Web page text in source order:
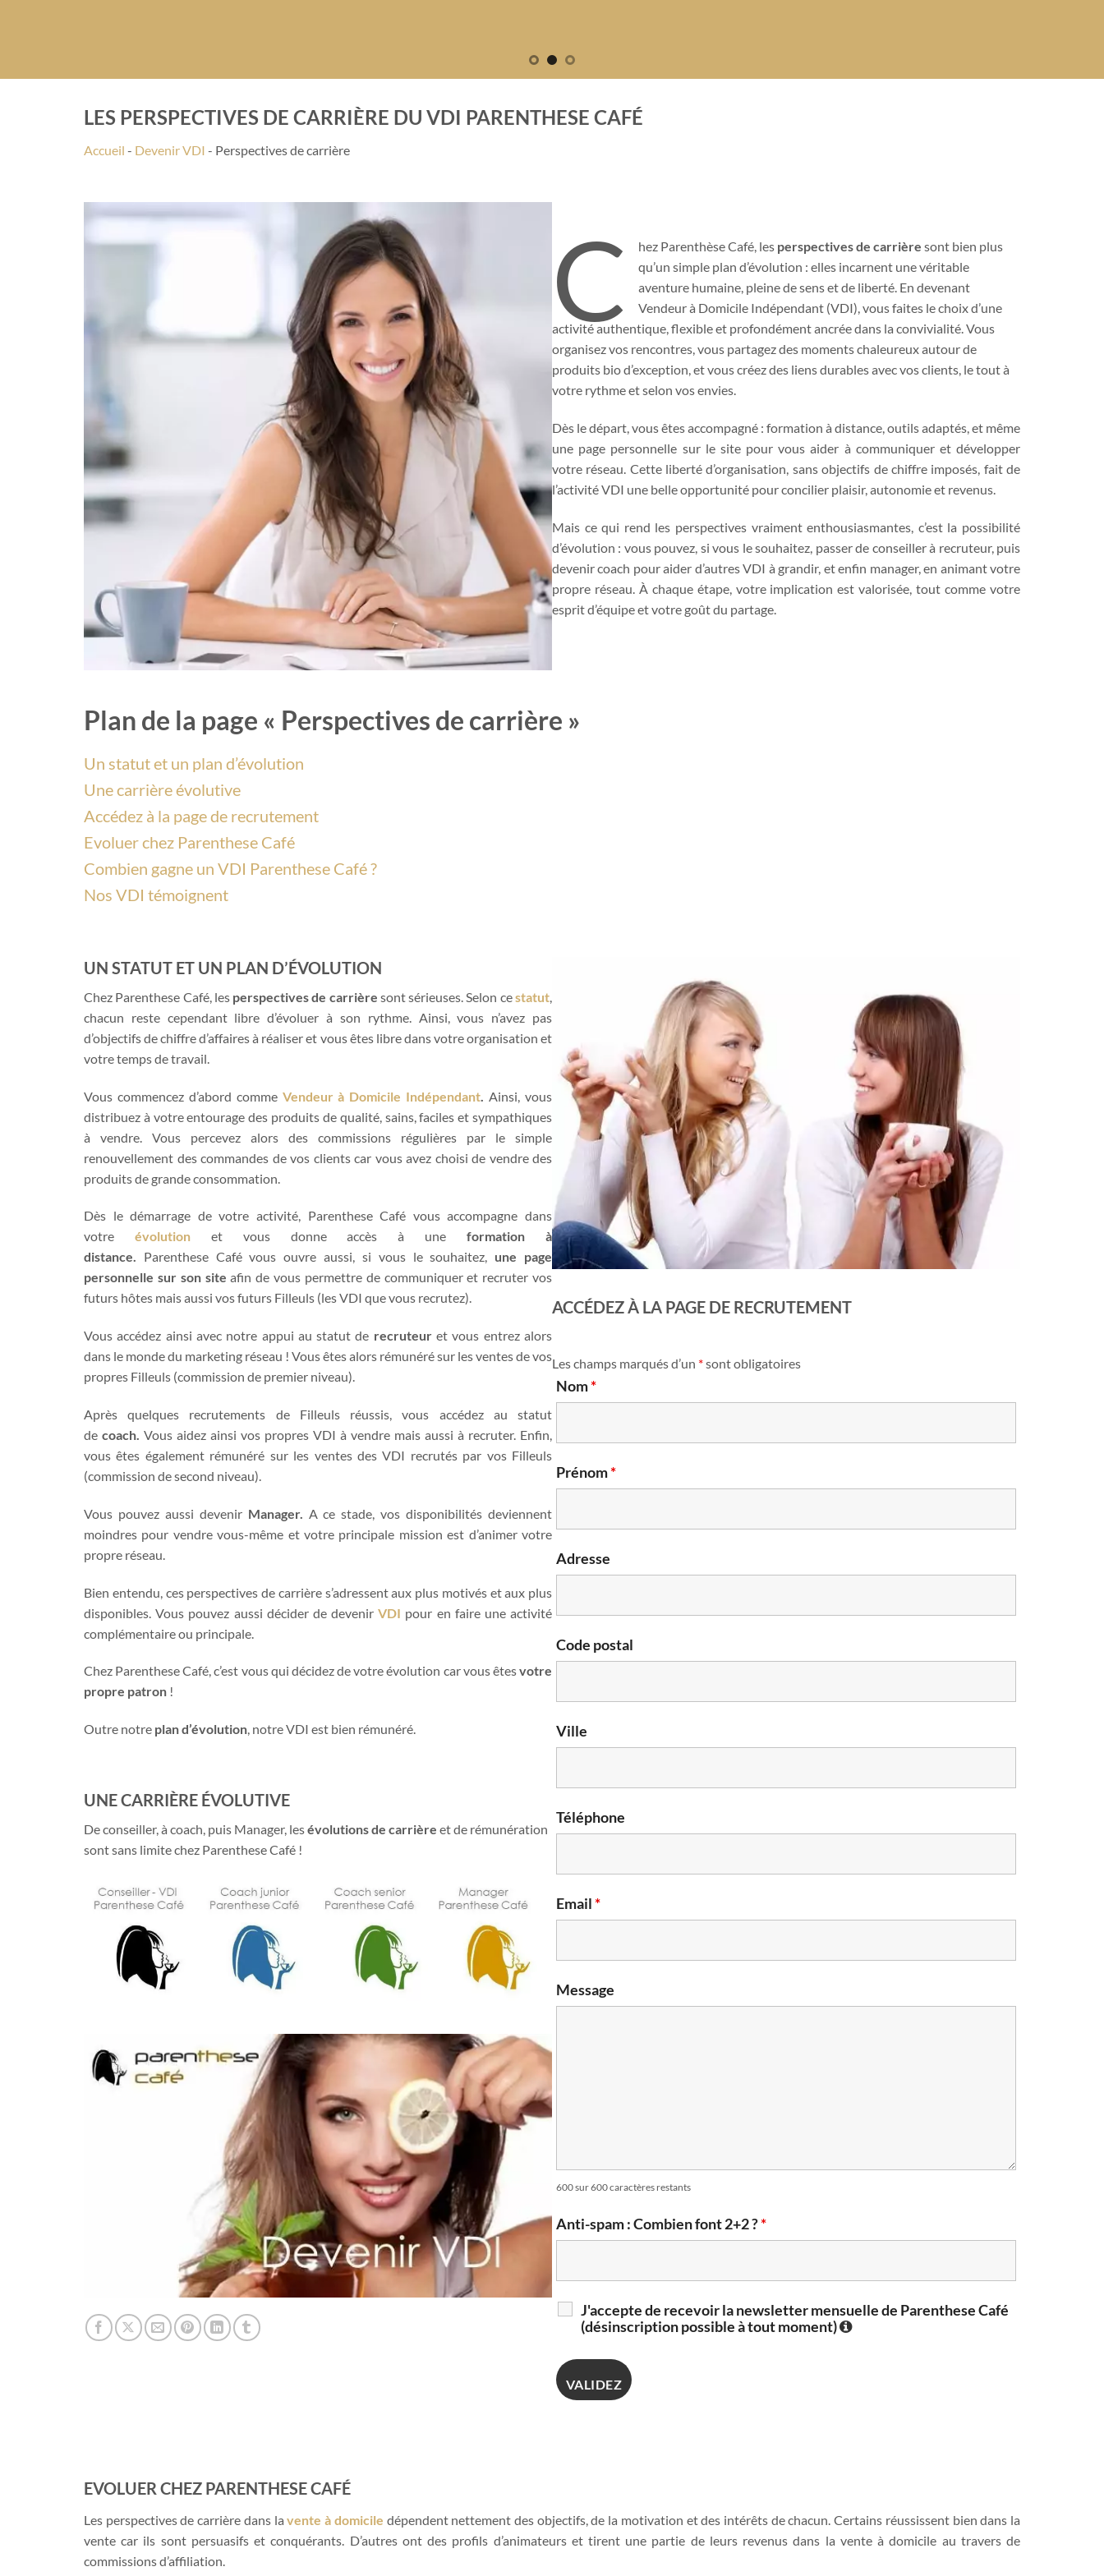
LES PERSPECTIVES DE CARRIÈRE DU VDI PARENTHESE CAFÉ
Accueil - Devenir VDI - Perspectives de carrière
C hez Parenthèse Café, les perspectives de carrière sont bien plus
qu’un simple plan d’évolution : elles incarnent une véritable
aventure humaine, pleine de sens et de liberté. En devenant
Vendeur à Domicile Indépendant (VDI), vous faites le choix d’une
activité authentique, flexible et profondément ancrée dans la convivialité. Vous
organisez vos rencontres, vous partagez des moments chaleureux autour de
produits bio d’exception, et vous créez des liens durables avec vos clients, le tout à
votre rythme et selon vos envies.
Dès le départ, vous êtes accompagné : formation à distance, outils adaptés, et même
une page personnelle sur le site pour vous aider à communiquer et développer
votre réseau. Cette liberté d’organisation, sans objectifs de chiffre imposés, fait de
l’activité VDI une belle opportunité pour concilier plaisir, autonomie et revenus.
Mais ce qui rend les perspectives vraiment enthousiasmantes, c’est la possibilité
d’évolution : vous pouvez, si vous le souhaitez, passer de conseiller à recruteur, puis
devenir coach pour aider d’autres VDI à grandir, et enfin manager, en animant votre
propre réseau. À chaque étape, votre implication est valorisée, tout comme votre
esprit d’équipe et votre goût du partage.
Plan de la page « Perspectives de carrière »
Un statut et un plan d’évolution
Une carrière évolutive
Accédez à la page de recrutement
Evoluer chez Parenthese Café
Combien gagne un VDI Parenthese Café ?
Nos VDI témoignent
UN STATUT ET UN PLAN D’ÉVOLUTION
Chez Parenthese Café, les perspectives de carrière sont sérieuses. Selon cestatut
chacun reste cependant libre d’évoluer à son rythme. Ainsi, vous n’avez pas
d’objectifs de chiffre d’affaires à réaliser et vous êtes libre dans votre organisation et
votre temps de travail.
Vous commencez d’abord comme Vendeur à Domicile Indépendant Ainsi, vous
distribuez à votre entourage des produits de qualité, sains, faciles et sympathiques
à vendre. Vous percevez alors des commissions régulières par le simple
renouvellement des commandes de vos clients car vous avez choisi de vendre des
produits de grande consommation.
Dès le démarrage de votre activité, Parenthese Café vous accompagne dans
votre évolutionet vous donne accès à uneformation à
distance. Parenthese Café vous ouvre aussi, si vous le souhaitez, une page
personnelle sur son site afin de vous permettre de communiquer et recruter vos
futurs hôtes mais aussi vos futurs Filleuls (les VDI que vous recrutez).
Vous accédez ainsi avec notre appui au statut de recruteuret vous entrez alors
dans le monde du marketing réseau ! Vous êtes alors rémunéré sur les ventes de vos
propres Filleuls (commission de premier niveau).
Après quelques recrutements de Filleuls réussis, vous accédez au statut
de coach. Vous aidez ainsi vos propres VDI à vendre mais aussi à recruter. Enfin,
vous êtes également rémunéré sur les ventes des VDI recrutés par vos Filleuls
(commission de second niveau).
Vous pouvez aussi devenir Manager. A ce stade, vos disponibilités deviennent
moindres pour vendre vous-même et votre principale mission est d’animer votre
propre réseau.
Bien entendu, ces perspectives de carrière s’adressent aux plus motivés et aux plus
disponibles. Vous pouvez aussi décider de devenirVDI pour en faire une activité
complémentaire ou principale.
Chez Parenthese Café, c’est vous qui décidez de votre évolution car vous êtesvotre
propre patron !
Outre notre plan d’évolution, notre VDI est bien rémunéré.
UNE CARRIÈRE ÉVOLUTIVE
De conseiller, à coach, puis Manager, lesévolutions de carrière et de rémunération
sont sans limite chez Parenthese Café !
ACCÉDEZ À LA PAGE DE RECRUTEMENT
Les champs marqués d’un *sont obligatoires
Nom*
Prénom*
Adresse
Code postal
Ville
Téléphone
Email*
Message
600 sur 600 caractères restants
Anti-spam : Combien font 2+2 ?*
J'accepte de recevoir la newsletter mensuelle de Parenthese Café
(désinscription possible à tout moment)
EVOLUER CHEZ PARENTHESE CAFÉ
Les perspectives de carrière dans lavente à domicile dépendent nettement des objectifs, de la motivation et des intérêts de chacun. Certains réussissent bien dans la
vente car ils sont persuasifs et conquérants. D’autres ont des profils d’animateurs et tirent une partie de leurs revenus dans la vente à domicile au travers de
commissions d’affiliation.